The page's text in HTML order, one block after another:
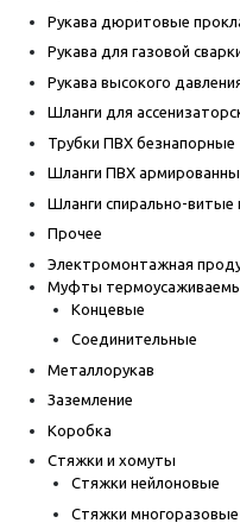
Рукава дюритовые
Рукава для газовой
Рукава высокого
Шланги для
Трубки ПВХ безнапорные
Шланги ПВХ
Шланги спирально-
Прочее
Электромонтажная
Муфты
Концевые
Соединительные
Металлорукав
Заземление
Коробка
Стяжки и хомуты
Стяжки нейлоновые
Стяжки многоразовые